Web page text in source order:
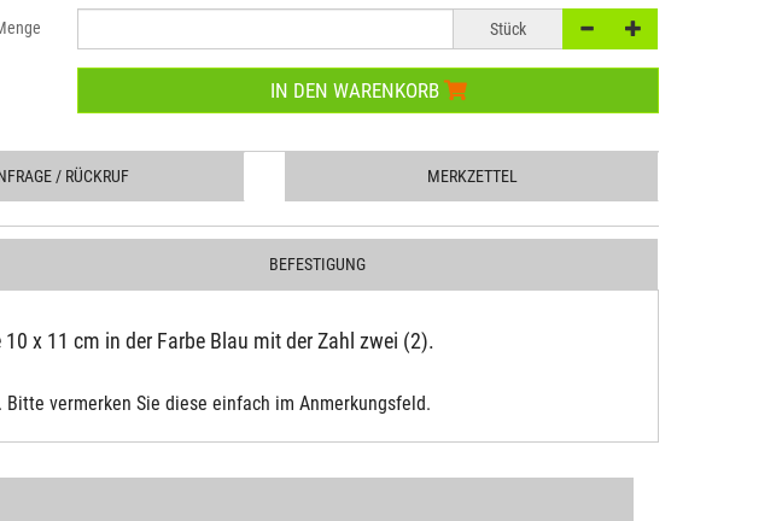
Stück
IN DEN WARENKORB
/ RÜCKRUF MERKZETTEL
BEFESTIGUNG
x 11 cm in der Farbe Blau mit der Zahl zwei (2).
vermerken Sie diese einfach im Anmerkungsfeld.